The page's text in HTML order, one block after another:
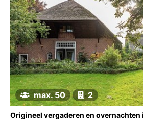
max. 50 2